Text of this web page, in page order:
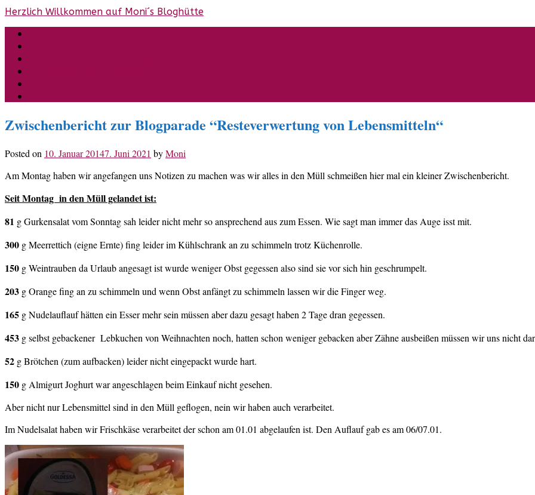
Skip
content
Herzlich Willkommen auf Moni´s Bloghütte
Zwischenbericht zur Blogparade “Resteverwertung von Lebensmitteln“
Posted on 10. Januar 20147. Juni 2021 byMoni
Am Montag haben wir angefangen uns Notizen zu machen was wir alles in den Müll schmeißen hier mal ein kleiner Zwischenbericht.
Seit Montag in den Müll gelandet ist:
81 g Gurkensalat vom Sonntag sah leider nicht mehr so ansprechend aus zum Essen. Wie sagt man immer das Auge isst mit.
300 g Meerrettich (eigne Ernte) fing leider im Kühlschrank an zu schimmeln trotz Küchenrolle.
150 g Weintrauben da Urlaub angesagt ist wurde weniger Obst gegessen also sind sie vor sich hin geschrumpelt.
203 g Orange fing an zu schimmeln und wenn Obst anfängt zu schimmeln lassen wir die Finger weg.
165 g Nudelauflauf hätten ein Esser mehr sein müssen aber dazu gesagt haben 2 Tage dran gegessen.
453 g selbst gebackener Lebkuchen von Weihnachten noch, hatten schon weniger gebacken aber Zähne ausbeißen müssen wir uns nicht
52 g Brötchen (zum aufbacken) leider nicht eingepackt wurde hart.
150 g Almigurt Joghurt war angeschlagen beim Einkauf nicht gesehen.
Aber nicht nur Lebensmittel sind in den Müll geflogen, nein wir haben auch verarbeitet.
Im Nudelsalat haben wir Frischkäse verarbeitet der schon am 01.01 abgelaufen ist. Den Auflauf gab es am 06/07.01.